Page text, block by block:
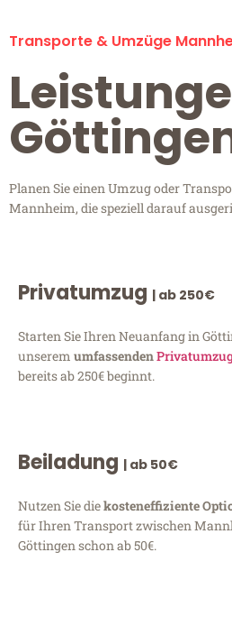
Transporte & Umzüge
Planen Sie einen Umzug oder
Mannheim, die speziell darauf
Privatumzug | ab 250€
Starten Sie Ihren Neuanfang in
unserem umfassenden
bereits ab 250€ beginnt.
Beiladung | ab 50€
Nutzen Sie diekosteneffiziente
für Ihren Transport zwischen
Göttingen schon ab 50€.